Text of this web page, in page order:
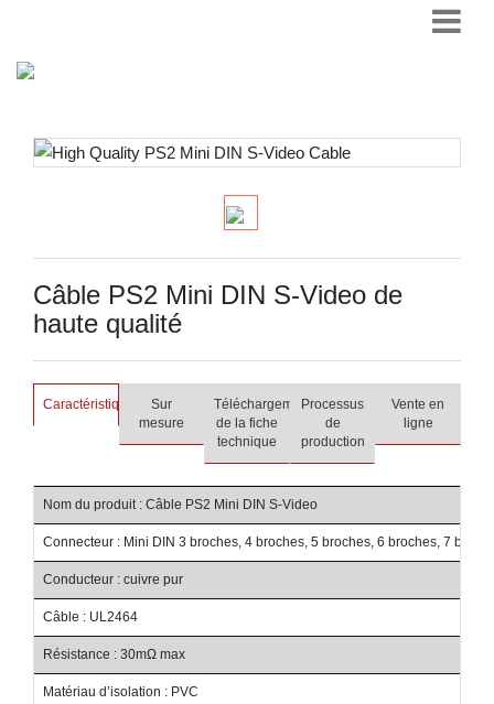
Câble PS2 Mini DIN S-Video de
haute qualité
Caractéristiques
Sur
mesure
Téléchargement
de la fiche
technique
Processus
de
production
Vente en
ligne
Nom du produit : Câble PS2 Mini DIN S-Video
Connecteur : Mini DIN 3 broches, 4 broches, 5 broches, 6 broches, 7
Conducteur : cuivre pur
Câble : UL2464
Résistance : 30mΩ max
Matériau d’isolation : PVC